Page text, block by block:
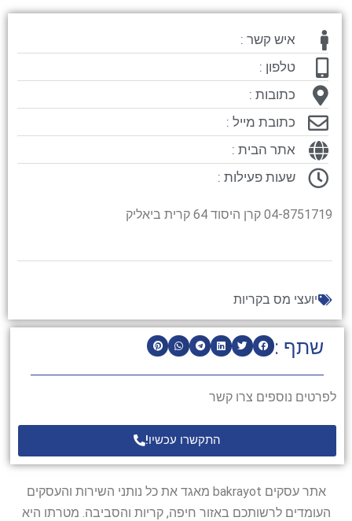
שתף :
לפרטים נוספים צרו קשר
התקשרו עכשיו!
איש קשר :
טלפון :
כתובות :
כתובת מייל :
אתר הבית :
שעות פעילות :
04-8751719 קרן היסוד 64 קרית ביאליק
יועצי מס בקריות
אתר עסקים bakrayot מאגד את כל נותני השירות והעסקים
העומדים לרשותכם באזור חיפה, קריות והסביבה. מטרתו היא